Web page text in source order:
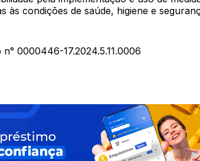
às condições de saúde, higiene e
n° 0000446-17.2024.5.11.0006